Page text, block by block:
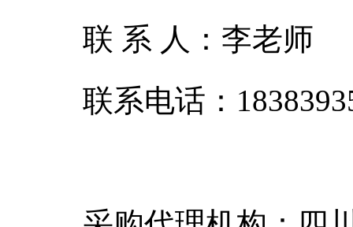
联 系 人：李老师
联系电话：